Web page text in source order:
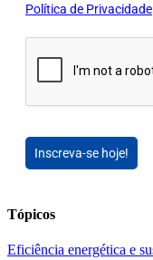
Política de Privacidade
Inscreva-se hoje!
Tópicos
Eficiência energética e